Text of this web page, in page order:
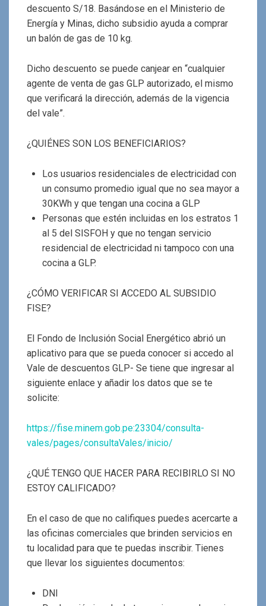
descuento S/18. Basándose en el Ministerio de
Energía y Minas, dicho subsidio ayuda a comprar
un balón de gas de 10 kg.
Dicho descuento se puede canjear en “cualquier
agente de venta de gas GLP autorizado, el mismo
que verificará la dirección, además de la vigencia
del vale”.
¿QUIÉNES SON LOS BENEFICIARIOS?
Los usuarios residenciales de electricidad con
un consumo promedio igual que no sea mayor a
30KWh y que tengan una cocina a GLP
Personas que estén incluidas en los estratos 1
al 5 del SISFOH y que no tengan servicio
residencial de electricidad ni tampoco con una
cocina a GLP.
¿CÓMO VERIFICAR SI ACCEDO AL SUBSIDIO
FISE?
El Fondo de Inclusión Social Energético abrió un
aplicativo para que se pueda conocer si accedo al
Vale de descuentos GLP- Se tiene que ingresar al
siguiente enlace y añadir los datos que se te
solicite:
https://fise.minem.gob.pe:23304/consulta-
vales/pages/consultaVales/inicio/
¿QUÉ TENGO QUE HACER PARA RECIBIRLO SI NO
ESTOY CALIFICADO?
En el caso de que no califiques puedes acercarte a
las oficinas comerciales que brinden servicios en
tu localidad para que te puedas inscribir. Tienes
que llevar los siguientes documentos:
DNI